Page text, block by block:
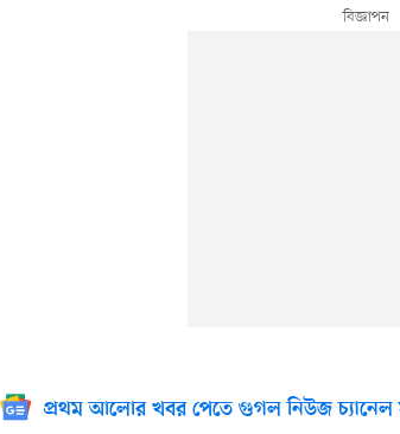
প্রথম আলোর খবর পেতে গুগল নিউজ